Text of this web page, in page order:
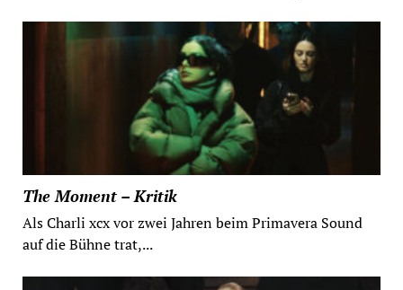
The Moment – Kritik
Als Charli xcx vor zwei Jahren beim Primavera Sound
auf die Bühne trat,...